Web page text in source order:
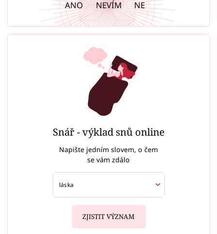
ANO NEVÍM NE
Snář - výklad snů online
Napište jedním slovem, o čem
se vám zdálo
ZJISTIT VÝZNAM